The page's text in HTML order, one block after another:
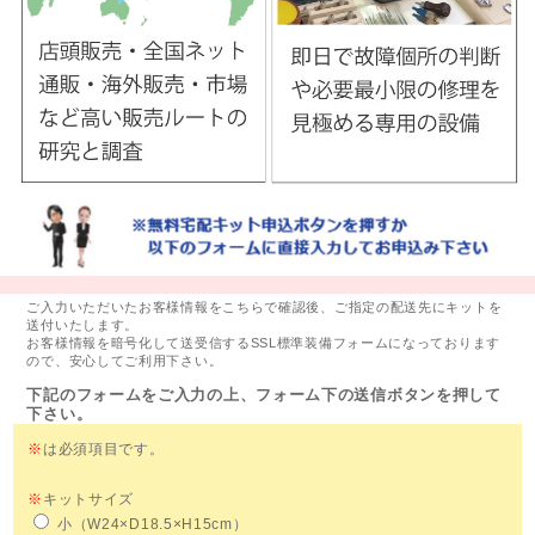
ご入力いただいたお客様情報をこちらで確認後、ご指定の配送先にキットを
送付いたします。
お客様情報を暗号化して送受信するSSL標準装備フォームになっております
ので、安心してご利用下さい。
下記のフォームをご入力の上、フォーム下の送信ボタンを押して
下さい。
※ は必須項目です。
※ キットサイズ
小（W24×D18.5×H15cm）